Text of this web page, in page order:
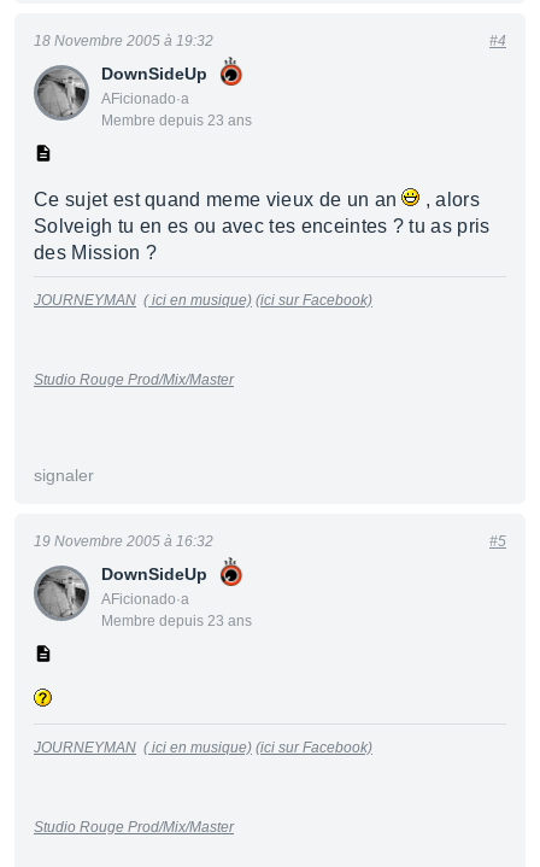
DownSideUp
AFicionado·a
Membre depuis 23 ans
18 Novembre 2005 à 19:32 #4
Ce sujet est quand meme vieux de un an
, alors
Solveigh tu en es ou avec tes enceintes ? tu as pris
des Mission ?
JOURNEYMAN ( ici en musique) (ici sur Facebook)
Studio Rouge Prod/Mix/Master
signaler
DownSideUp
AFicionado·a
Membre depuis 23 ans
19 Novembre 2005 à 16:32 #5
JOURNEYMAN ( ici en musique) (ici sur Facebook)
Studio Rouge Prod/Mix/Master